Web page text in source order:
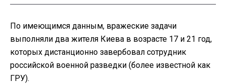
По имеющимся данным, вражеские задачи
выполняли два жителя Киева в возрасте 17 и 21 год,
которых дистанционно завербовал сотрудник
российской военной разведки (более известной как
ГРУ).